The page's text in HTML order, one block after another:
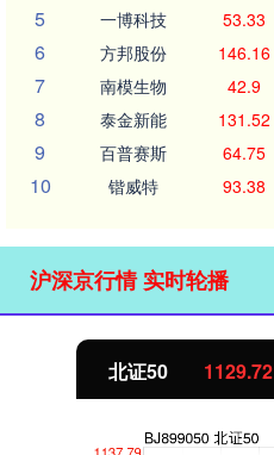
5 一博科技 53.33
6 方邦股份 146.16
7 南模生物 42.9
8 泰金新能 131.52
9 百普赛斯 64.75
10 锴威特 93.38
沪深京行情 实时轮播
北证50 1129.72